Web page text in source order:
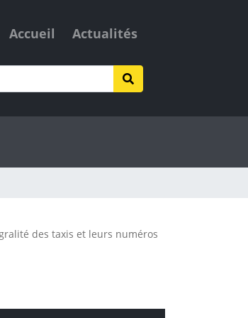
Accueil Actualités
des taxis et leurs numéros